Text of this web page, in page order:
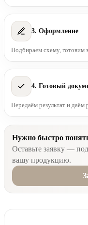
3. Оформление
Подбираем схему, готовим
4. Готовый
Передаём результат и
Нужно быстро
Оставьте заявку —
вашу продукцию.